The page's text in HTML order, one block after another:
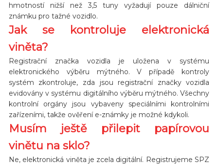
hmotností nižší než 3,5 tuny vyžadují pouze dálniční
známku pro tažné vozidlo.
Jak se kontroluje elektronická
viněta?
Registrační značka vozidla je uložena v systému
elektronického výběru mýtného. V případě kontroly
systém zkontroluje, zda jsou registrační značky vozidla
evidovány v systému digitálního výběru mýtného. Všechny
kontrolní orgány jsou vybaveny speciálními kontrolními
zařízeními, takže ověření e-známky je možné kdykoli.
Musím ještě přilepit papírovou
vinětu na sklo?
Ne, elektronická viněta je zcela digitální. Registrujeme SPZ